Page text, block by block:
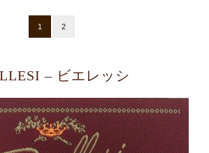
1 2
– ビエレッシ